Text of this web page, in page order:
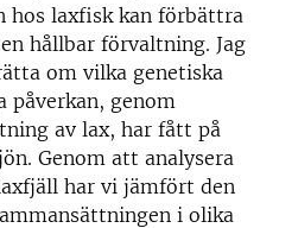
hos laxfisk kan förbättra
hållbar förvaltning. Jag
om vilka genetiska
påverkan, genom
av lax, har fått på
Genom att analysera
har vi jämfört den
i olika